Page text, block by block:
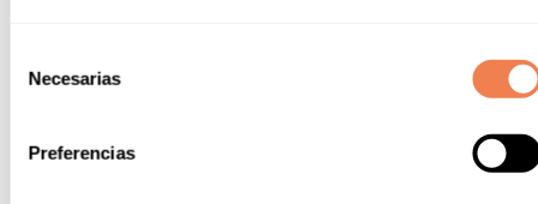
Necesarias
Preferencias